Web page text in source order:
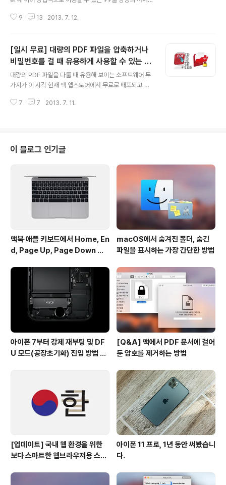
니라 윈도에서도 사용하실 수 있으며, 238개의 영문서체
번 들러보시기 바랍니다 :-) 서체 다운로드 방법 1. 이벤트
페이지를 방문합니다.One Thousand Fonts Freebie
2. 페이지 우측 하단에 있는 Get It! 버튼을 클릭합니다. ▼
3. 이미 스택소셜 아이디가 있는 분들은 SIGN IN 버튼을
버튼을 눌러 새 계정을 만들..
9 13 2013. 7. 12.
[일시 무료] 대량의 PDF 파일을 압축하거나
비밀번호를 걸 때 유용하게 사용할 수 있는 앱
2종. PDF Compress Expert, PDF Encr
ypt
대량의 PDF 파일을 다룰 때 유용해 보이는 소프트웨어 두
가지가 이 시각 현재 맥 앱스토어에서 무료로 배포되고 있
무료 이벤트 기간이 미국 현지 시각으로 7월 10일(한국 시
과 관련해 매우 다양한 옵션을 제공하며, 일거에 대량의 파
일을 처리할 수 있어 OS X 미리보기(Preview) 앱보다 효
율적으로 사용할 수 있을 것 같습니다. ▼ 사용 방법은 매
우 간단합니다. 앱을 실행한 다음 PDF 파일을 끌어넣어주
고 → 복사본이 저장될 대상 폴더를 선택한 다음 → 압축률
7 7 2013. 7. 11.
이 블로그 인기글
맥북∙애플 키보드에서 Home, En
d, Page Up, Page Down 키
macOS에서 숨겨진 폴더, 숨긴
파일을 표시하는 가장 간단한 방법
아이폰 7부터 강제 재부팅 및 DF
U 모드(공장초기화) 진입 방법 변
[Q&A] 맥에서 PDF 문서에 걸어
둔 암호를 제거하는 방법
[업데이트] 국내 웹 환경을 위한
보다 스마트한 웹브라우저용 스타
아이폰 11 프로, 1년 동안 써봤습니
다.